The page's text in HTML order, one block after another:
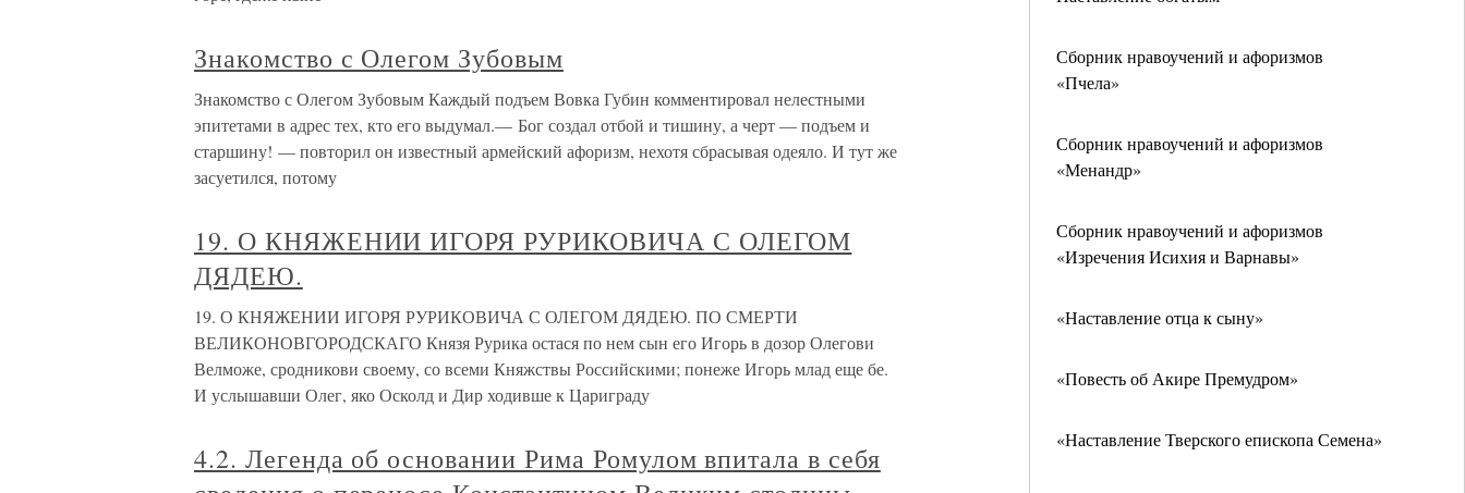
Сборник нравоучений и афоризмов
«Пчела»
Сборник нравоучений и афоризмов
«Менандр»
Сборник нравоучений и афоризмов
«Изречения Исихия и Варнавы»
«Наставление отца к сыну»
«Повесть об Акире Премудром»
«Наставление Тверского епископа Семена»
Знакомство с Олегом Зубовым
Знакомство с Олегом Зубовым Каждый подъем Вовка Губин комментировал нелестными
эпитетами в адрес тех, кто его выдумал.— Бог создал отбой и тишину, а черт — подъем и
старшину! — повторил он известный армейский афоризм, нехотя сбрасывая одеяло. И тут же
засуетился, потому
19. О КНЯЖЕНИИ ИГОРЯ РУРИКОВИЧА С ОЛЕГОМ
ДЯДЕЮ.
19. О КНЯЖЕНИИ ИГОРЯ РУРИКОВИЧА С ОЛЕГОМ ДЯДЕЮ. ПО СМЕРТИ
ВЕЛИКОНОВГОРОДСКАГО Князя Рурика остася по нем сын его Игорь в дозор Олегови
Велможе, сродникови своему, со всеми Княжствы Российскими; понеже Игорь млад еще бе.
И услышавши Олег, яко Осколд и Дир ходивше к Цариграду
4.2. Легенда об основании Рима Ромулом впитала в себя